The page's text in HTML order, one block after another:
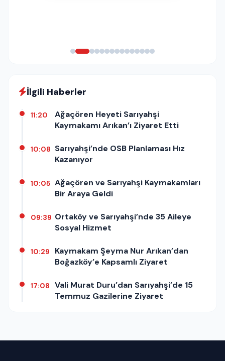
İlgili Haberler
11:20
Ağaçören Heyeti Sarıyahşi
Kaymakamı Arıkan’ı Ziyaret Etti
10:08 Sarıyahşi’nde OSB Planlaması Hız
Kazanıyor
10:05 Ağaçören ve Sarıyahşi Kaymakamları
Bir Araya Geldi
09:39 Ortaköy ve Sarıyahşi’nde 35 Aileye
Sosyal Hizmet
10:29
Kaymakam Şeyma Nur Arıkan’dan
Boğazköy’e Kapsamlı Ziyaret
17:08
Vali Murat Duru’dan Sarıyahşi’de 15
Temmuz Gazilerine Ziyaret